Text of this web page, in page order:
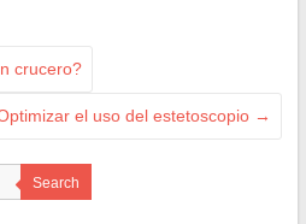
crucero?
el uso del estetoscopio →
Search